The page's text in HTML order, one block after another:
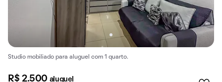
Studio mobiliado para aluguel com 1 quarto.
R$ 2.500 aluguel